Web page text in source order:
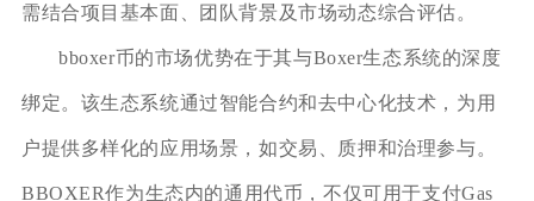
需结合项目基本面、团队背景及市场动态综合评估。
bboxer币的市场优势在于其与Boxer生态系统的深度
绑定。该生态系统通过智能合约和去中心化技术，为用
户提供多样化的应用场景，如交易、质押和治理参与。
BBOXER作为生态内的通用代币，不仅可用于支付Gas